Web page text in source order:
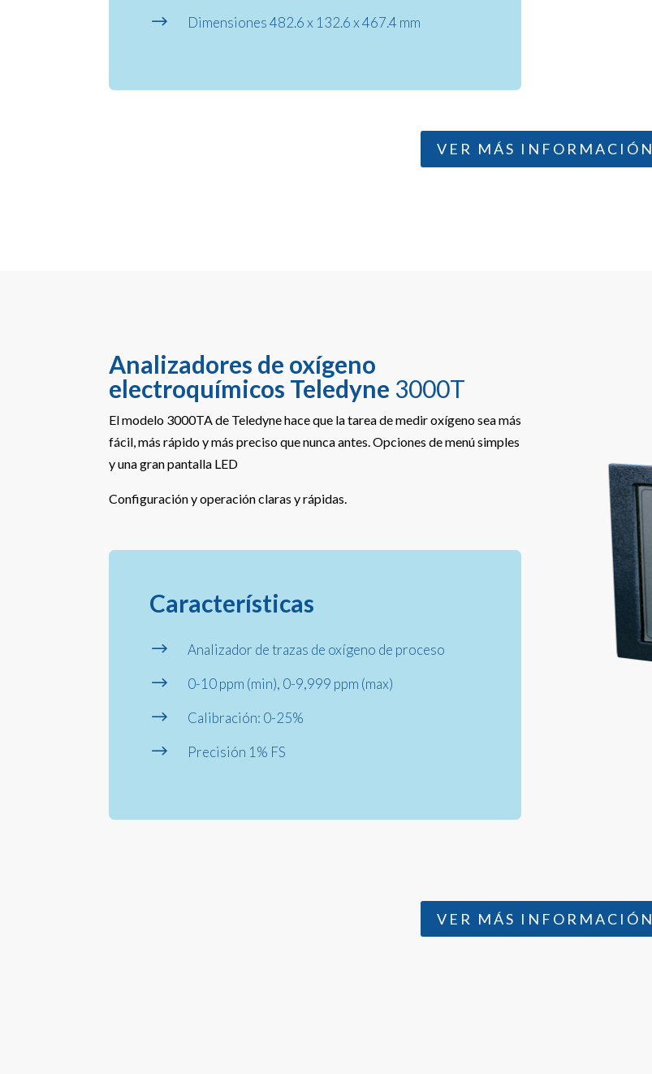
$ Dimensiones 482.6 x 132.6 x 467.4 mm
VER MÁS INFORMACIÓN
Analizadores de oxígeno
electroquímicos Teledyne 3000T
El modelo 3000TA de Teledyne hace que la tarea de medir oxígeno sea más
fácil, más rápido y más preciso que nunca antes. Opciones de menú simples
y una gran pantalla LED
Configuración y operación claras y rápidas.
Características
$ Analizador de trazas de oxígeno de proceso
$ 0-10 ppm (min), 0-9,999 ppm (max)
$ Calibración: 0-25%
$ Precisión 1% FS
VER MÁS INFORMACIÓN